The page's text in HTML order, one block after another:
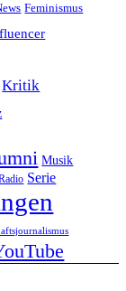
Feminismus
Kritik
Musik
Serie